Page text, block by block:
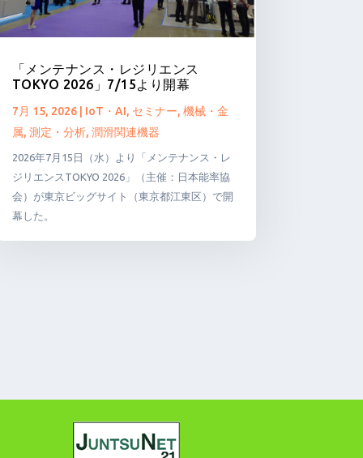
「メンテナンス・レジリエンス
TOKYO 2026」7/15より開幕
7月 15, 2026| IoT・AI, セミナー, 機械・金
属, 測定・分析, 潤滑関連機器
2026年7月15日（水）より「メンテナンス・レ
ジリエンスTOKYO 2026」（主催：日本能率協
会）が東京ビッグサイト（東京都江東区）で開
幕した。